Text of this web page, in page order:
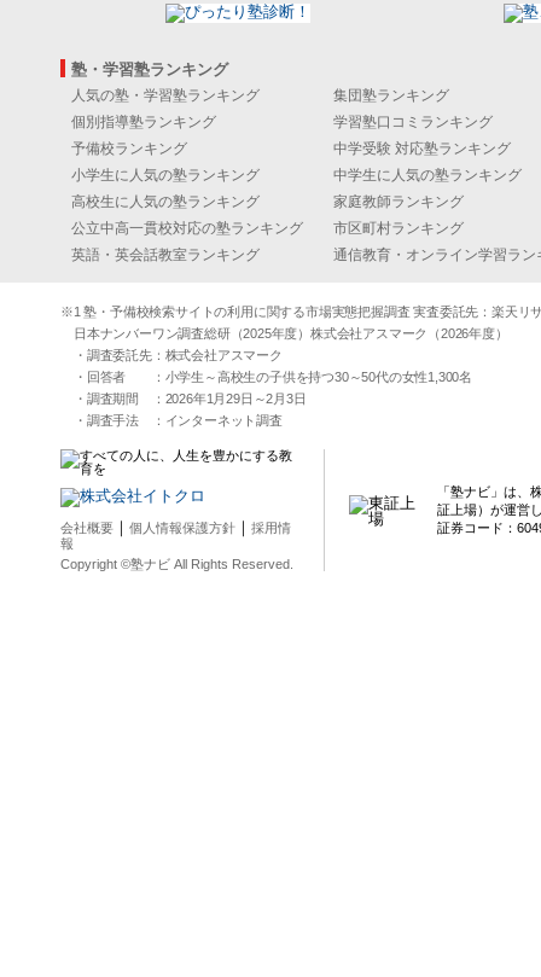
塾・学習塾ランキング
人気の塾・学習塾ランキング
集団塾ランキング
個別指導塾ランキング
学習塾口コミランキング
予備校ランキング
中学受験 対応塾ランキング
小学生に人気の塾ランキング
中学生に人気の塾ランキング
高校生に人気の塾ランキング
家庭教師ランキング
公立中高一貫校対応の塾ランキング
市区町村ランキング
英語・英会話教室ランキング
通信教育・オンライン学習ラン
※1 塾・予備校検索サイトの利用に関する市場実態把握調査 実査委託先：楽天リ
日本ナンバーワン調査総研（2025年度）株式会社アスマーク（2026年度）
・調査委託先：株式会社アスマーク
・回答者 ：小学生～高校生の子供を持つ30～50代の女性1,300名
・調査期間 ：2026年1月29日～2月3日
・調査手法 ：インターネット調査
会社概要 ｜ 個人情報保護方針 ｜ 採用情
報
Copyright ©塾ナビ All Rights Reserved.
「塾ナビ」は、
証上場）が運営
証券コード：